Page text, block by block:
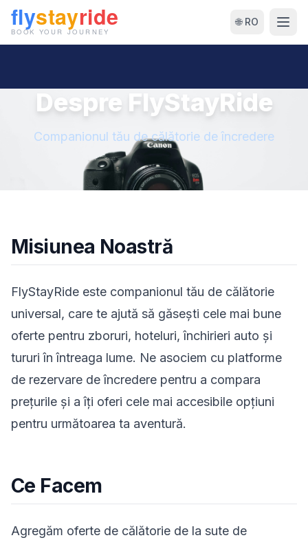
🌐 RO
Despre FlyStayRide
Companionul tău de călătorie de încredere
Misiunea Noastră
FlyStayRide este companionul tău de călătorie
universal, care te ajută să găsești cele mai bune
oferte pentru zboruri, hoteluri, închirieri auto și
tururi în întreaga lume. Ne asociem cu platforme
de rezervare de încredere pentru a compara
prețurile și a îți oferi cele mai accesibile opțiuni
pentru următoarea ta aventură.
Ce Facem
Agregăm oferte de călătorie de la sute de